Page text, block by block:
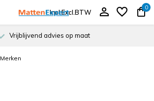
Incl.Excl.BTW
0
Vrijblijvend advies op maat
Merken